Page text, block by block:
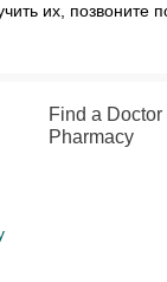
их, позвоните
Find a Doctor
Pharmacy